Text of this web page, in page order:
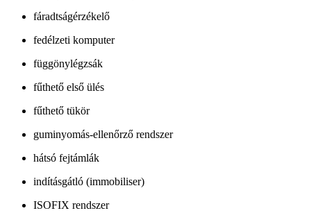
fáradtságérzékelő
fedélzeti komputer
függönylégzsák
fűthető első ülés
fűthető tükör
guminyomás-ellenőrző rendszer
hátsó fejtámlák
indításgátló (immobiliser)
ISOFIX rendszer